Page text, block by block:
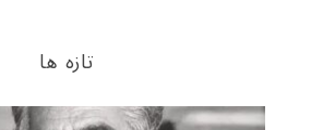
تازه ها